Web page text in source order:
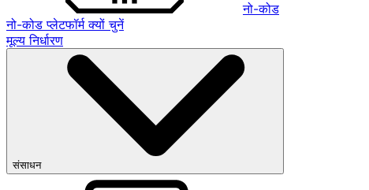
नो-कोड
नो-कोड प्लेटफॉर्म क्यों चुनें
मूल्य निर्धारण
संसाधन